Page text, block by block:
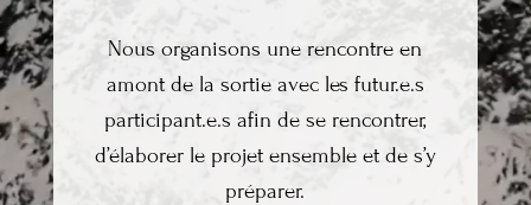
Nous organisons une rencontre en
amont de la sortie avec les futur.e.s
participant.e.s afin de se rencontrer,
d’élaborer le projet ensemble et de s’y
préparer.